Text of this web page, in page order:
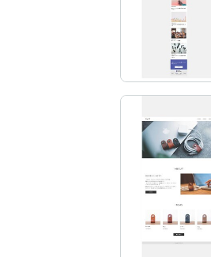
・スポーツ
・広告系
・サービス
最後まで
どんなご相
**「わかり
誠実に、や
お気軽にご